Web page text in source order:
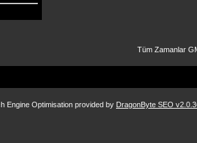
Tüm Zamanlar
Engine Optimisation provided by DragonByte SEO